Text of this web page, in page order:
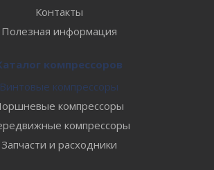
Контакты
Полезная информация
компрессоров
Винтовые компрессоры
компрессоры
компрессоры
Запчасти и расходники